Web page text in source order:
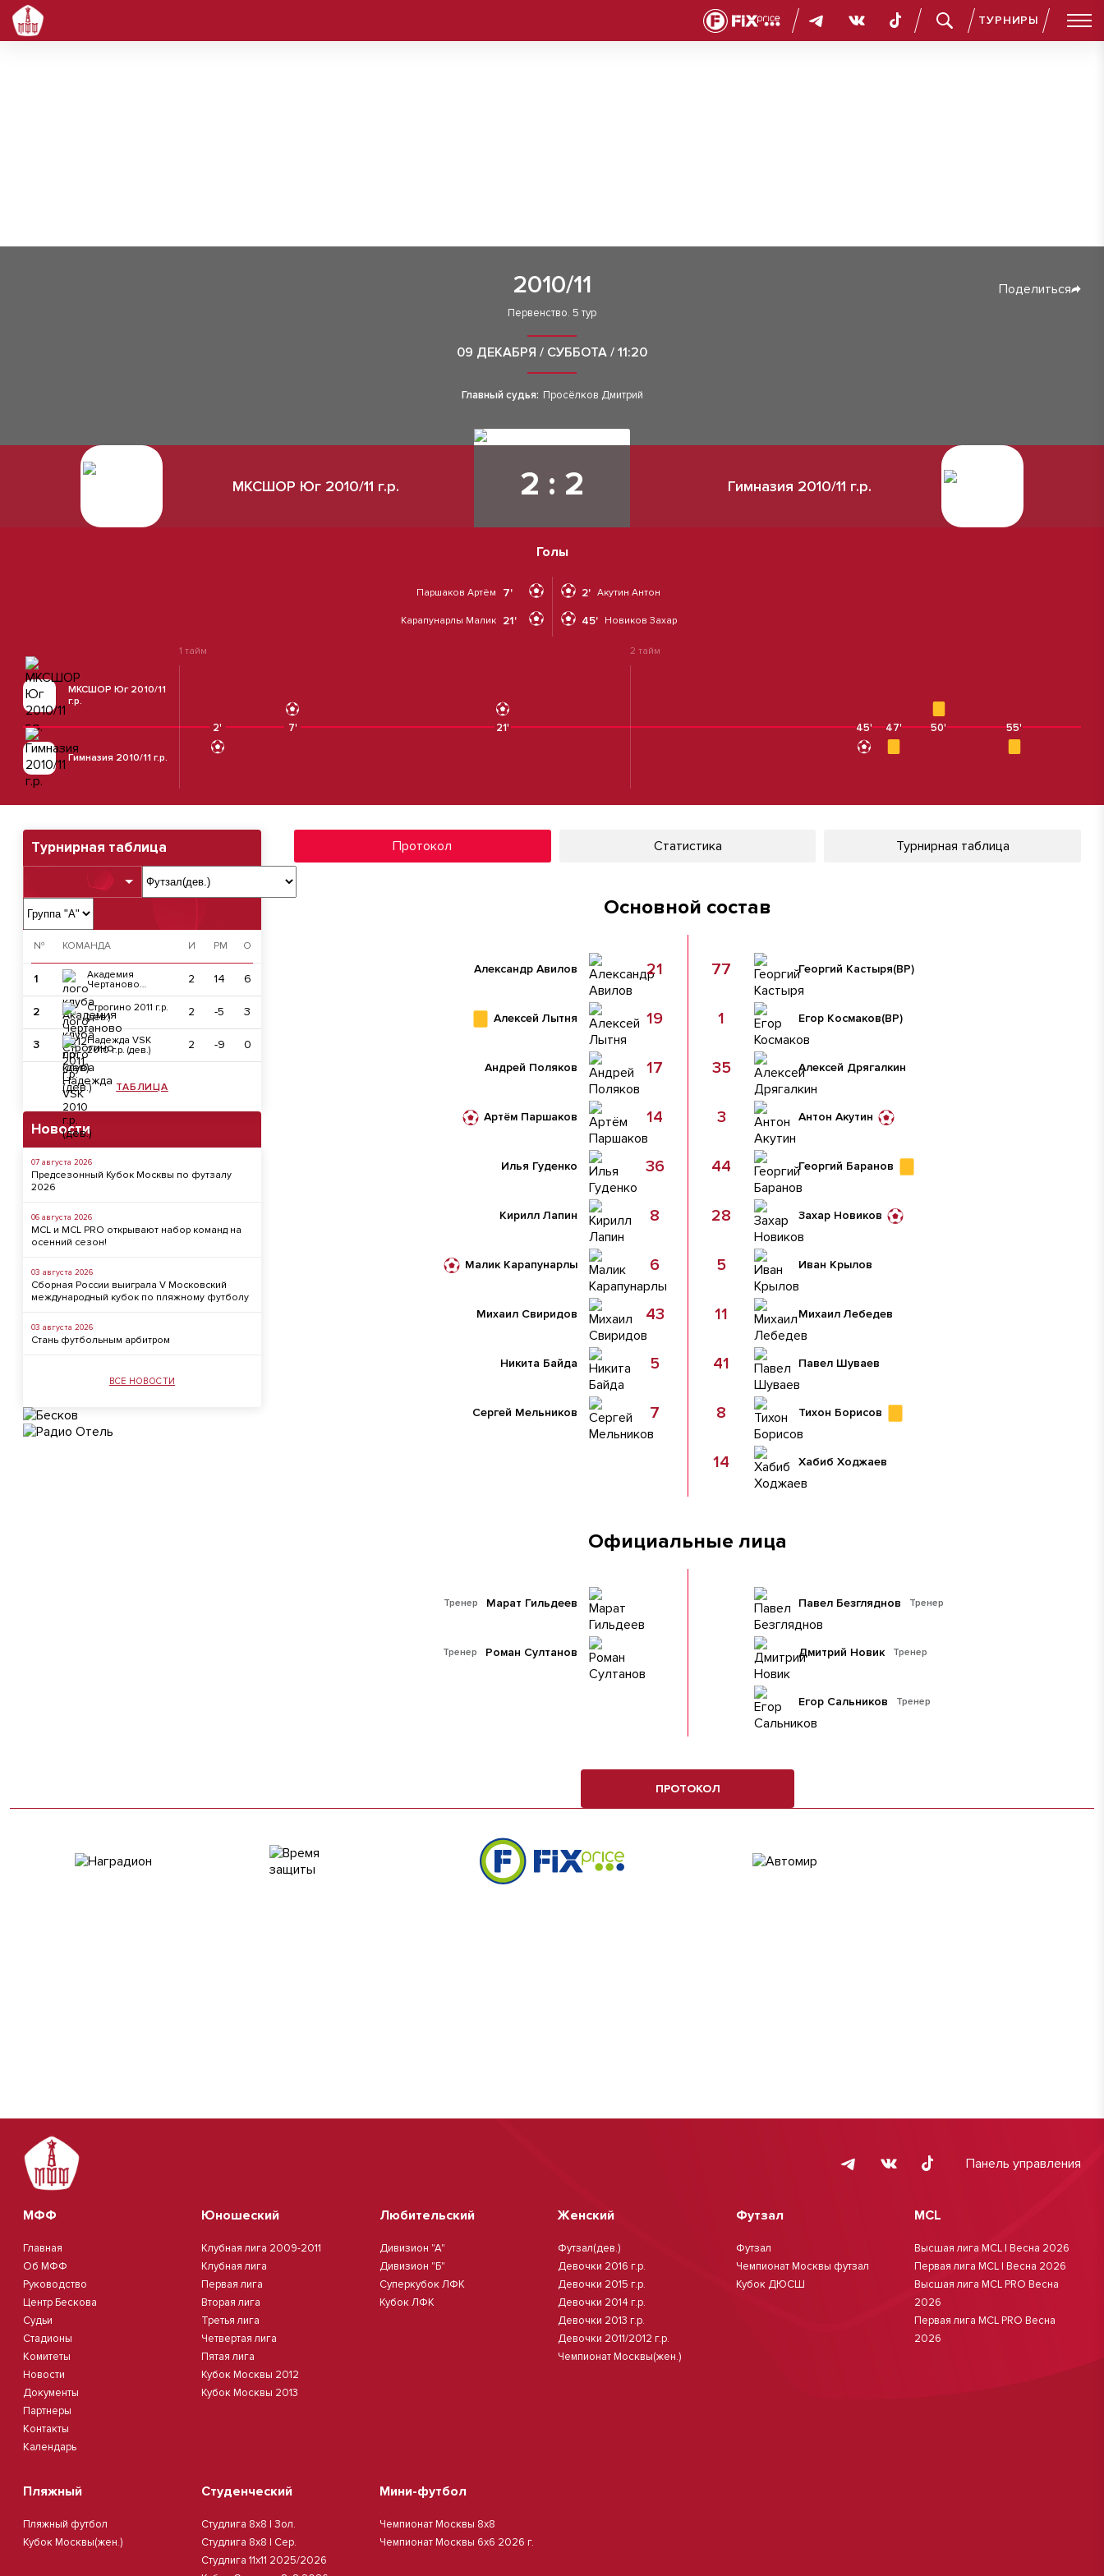
ТУРНИРЫ
2010/11 Поделиться
Первенство. 5 тур
09 ДЕКАБРЯ / СУББОТА / 11:20
Главный судья: Просёлков Дмитрий
МКСШОР Юг 2010/11 г.р. 2 : 2 Гимназия 2010/11 г.р.
Голы
Паршаков Артём 7'
Карапунарлы Малик 21'
Акутин Антон
2'
Новиков Захар
45'
МКСШОР Юг 2010/11
г.р.
1 тайм 2 тайм
2' 7' 21' 45' 47' 50' 55'
Гимназия 2010/11 г.р.
Турнирная таблица
№ КОМАНДА И РМ О
1
Академия
Чертаново
2012 г.р. (дев)
2 14 6
2
Строгино 2011 г.р.
(дев.)
2 -5 3
3
Надежда VSK
2010 г.р. (дев.)
2 -9 0
ТАБЛИЦА
Новости
07 августа 2026
Предсезонный Кубок Москвы по футзалу
2026
06 августа 2026
MCL и MCL PRO открывают набор команд на
осенний сезон!
03 августа 2026
Сборная России выиграла V Московский
международный кубок по пляжному футболу
03 августа 2026
Стань футбольным арбитром
ВСЕ НОВОСТИ
Протокол Статистика Турнирная таблица
Основной состав
Александр Авилов 21
Алексей Лытня 19
Андрей Поляков 17
Артём Паршаков 14
Илья Гуденко 36
Кирилл Лапин 8
Малик Карапунарлы 6
Михаил Свиридов 43
Никита Байда 5
Сергей Мельников 7
Георгий Кастыря(ВР)
77
Егор Космаков(ВР)
1
Алексей Дрягалкин
35
Антон Акутин
3
Георгий Баранов
44
Захар Новиков
28
Иван Крылов
5
Михаил Лебедев
11
Павел Шуваев
41
Тихон Борисов
8
Хабиб Ходжаев
14
Официальные лица
Тренер Марат Гильдеев
Тренер Роман Султанов
Тренер
Павел Безгляднов
Тренер
Дмитрий Новик
Тренер
Егор Сальников
ПРОТОКОЛ
Панель управления
МФФ
Главная
Об МФФ
Руководство
Центр Бескова
Судьи
Стадионы
Комитеты
Новости
Документы
Партнеры
Контакты
Календарь
Юношеский
Клубная лига 2009-2011
Клубная лига
Первая лига
Вторая лига
Третья лига
Четвертая лига
Пятая лига
Кубок Москвы 2012
Кубок Москвы 2013
Любительский
Дивизион "А"
Дивизион "Б"
Суперкубок ЛФК
Кубок ЛФК
Женский
Футзал(дев.)
Девочки 2016 г.р.
Девочки 2015 г.р.
Девочки 2014 г.р.
Девочки 2013 г.р.
Девочки 2011/2012 г.р.
Чемпионат Москвы(жен.)
Футзал
Футзал
Чемпионат Москвы футзал
Кубок ДЮСШ
MCL
Высшая лига MCL | Весна 2026
Первая лига MCL | Весна 2026
Высшая лига MCL PRO Весна
2026
Первая лига MCL PRO Весна
2026
Пляжный
Пляжный футбол
Кубок Москвы(жен.)
Студенческий
Студлига 8х8 | Зол.
Студлига 8х8 | Сер.
Студлига 11х11 2025/2026
Мини-футбол
Чемпионат Москвы 8х8
Чемпионат Москвы 6х6 2026 г.